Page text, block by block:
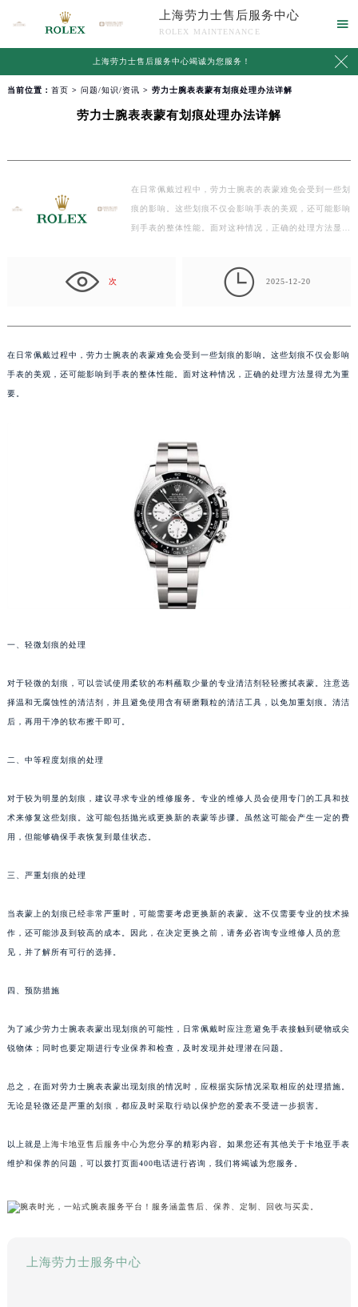
上海劳力士售后服务中心
ROLEX MAINTENANCE

上海劳力士售后服务中心竭诚为您服务！ 
当前位置： 首页 > 问题/知识/资讯 > 劳力士腕表表蒙有划痕处理办法详解
劳力士腕表表蒙有划痕处理办法详解
在日常佩戴过程中，劳力士腕表的表蒙难免会受到一些划
痕的影响。这些划痕不仅会影响手表的美观，还可能影响
到手表的整体性能。面对这种情况，正确的处理方法显…
次  2025-12-20
在日常佩戴过程中，劳力士腕表的表蒙难免会受到一些划痕的影响。这些划痕不仅会影响
手表的美观，还可能影响到手表的整体性能。面对这种情况，正确的处理方法显得尤为重
要。
一、轻微划痕的处理
对于轻微的划痕，可以尝试使用柔软的布料蘸取少量的专业清洁剂轻轻擦拭表蒙。注意选
择温和无腐蚀性的清洁剂，并且避免使用含有研磨颗粒的清洁工具，以免加重划痕。清洁
后，再用干净的软布擦干即可。
二、中等程度划痕的处理
对于较为明显的划痕，建议寻求专业的维修服务。专业的维修人员会使用专门的工具和技
术来修复这些划痕。这可能包括抛光或更换新的表蒙等步骤。虽然这可能会产生一定的费
用，但能够确保手表恢复到最佳状态。
三、严重划痕的处理
当表蒙上的划痕已经非常严重时，可能需要考虑更换新的表蒙。这不仅需要专业的技术操
作，还可能涉及到较高的成本。因此，在决定更换之前，请务必咨询专业维修人员的意
见，并了解所有可行的选择。
四、预防措施
为了减少劳力士腕表表蒙出现划痕的可能性，日常佩戴时应注意避免手表接触到硬物或尖
锐物体；同时也要定期进行专业保养和检查，及时发现并处理潜在问题。
总之，在面对劳力士腕表表蒙出现划痕的情况时，应根据实际情况采取相应的处理措施。
无论是轻微还是严重的划痕，都应及时采取行动以保护您的爱表不受进一步损害。
以上就是 上海卡地亚售后服务中心为您分享的精彩内容。如果您还有其他关于卡地亚手表
维护和保养的问题，可以拨打页面400电话进行咨询，我们将竭诚为您服务。
上海劳力士服务中心